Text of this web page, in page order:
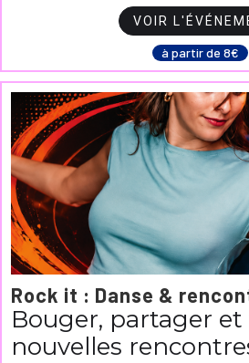
VOIR
à partir de 8€
Rock it : Danse &
Bouger, partager et
nouvelles